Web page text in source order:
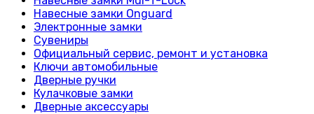
Навесные замки Onguard
Электронные замки
Сувениры
Официальный сервис, ремонт и установка
Ключи автомобильные
Дверные ручки
Кулачковые замки
Дверные аксессуары